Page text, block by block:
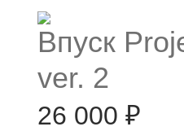
Впуск
ver. 2
26 000 ₽